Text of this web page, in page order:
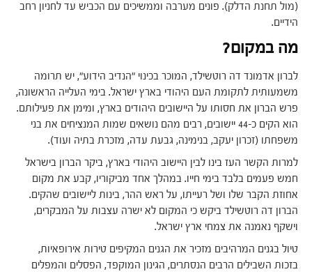
(מול תחנת הדלק). פונים מערבה וממשיכים עם הכביש עד לחניון רחב
הידיים.
מה במקום?
לברון אדמונד דה רוטשילד, המוכר בכינוי "הנדיב הידוע", יש תרומה
משמעותית לתקומת העם היהודי בארץ ישראל. בימי העלייה הראשונה,
פרש הברון את חסותו על היישובים היהודים בארץ, ומימן את פעילותם.
הוא הקים כ-44 יישובים, רבים מהם נושאים שמות המנציחים את בני
משפחתו (זכרון יעקב, בנימינה, גבעת עדה, מזכרת בתיה ועוד).
למרות הקשר העז בינו לבין היישוב היהודי בארץ, ביקר הברון בישראל
חמש פעמים בלבד בימי חייו. במהלך אחד מביקוריו, קבע את מקום
אחוזת הקבר שלו ושל רעייתו, על ראש ההר, בינות ליישובים שהקים.
הברון דה רוטשילד ביקש כי המקום לא ישרה עצבות על המבקרים,
וישקף נאמנה את צמחי ארץ ישראל.
טיול בגנים המרהיבים מזכיר את הגנים המקיפים טירות אירופאיות,
בזכות השבילים הרבים הנסתרים, הגינון המוקפד, הפסלים והמפלים